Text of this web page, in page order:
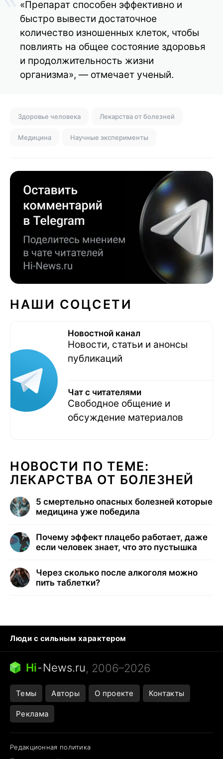
«Препарат способен эффективно и
быстро вывести достаточное
количество изношенных клеток, чтобы
повлиять на общее состояние здоровья
и продолжительность жизни
организма», — отмечает ученый.
Здоровье человека Лекарства от болезней
Медицина Научные эксперименты
НАШИ СОЦСЕТИ
Новостной канал
Новости, статьи и анонсы
публикаций
Чат с читателями
Свободное общение и
обсуждение материалов
НОВОСТИ ПО ТЕМЕ:
ЛЕКАРСТВА ОТ БОЛЕЗНЕЙ
5 смертельно опасных болезней которые
медицина уже победила
Почему эффект плацебо работает, даже
если человек знает, что это пустышка
Через сколько после алкоголя можно
пить таблетки?
Люди с сильным характером
Кошка писает на кровать
Тунцы в океанариуме
Ядовитые пауки России
Города в ядерной войне
Открытие в Google Maps
Hi-News.ru, 2006–2026
Темы Авторы О проекте Контакты
Реклама
Редакционная политика